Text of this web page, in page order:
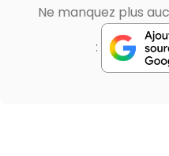
Ne manquez plus
: